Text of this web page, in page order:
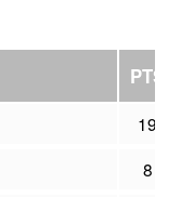
PTS
19
8